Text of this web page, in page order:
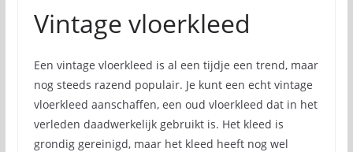
Vintage vloerkleed
Een vintage vloerkleed is al een tijdje een trend, maar
nog steeds razend populair. Je kunt een echt vintage
vloerkleed aanschaffen, een oud vloerkleed dat in het
verleden daadwerkelijk gebruikt is. Het kleed is
grondig gereinigd, maar het kleed heeft nog wel